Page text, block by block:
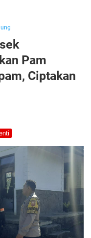
Pam
Ciptakan